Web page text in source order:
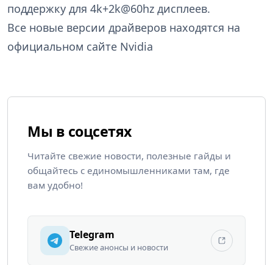
поддержку для 4k+2k@60hz дисплеев.
Все новые версии драйверов находятся на
официальном сайте Nvidia
Мы в соцсетях
Читайте свежие новости, полезные гайды и
общайтесь с единомышленниками там, где
вам удобно!
Telegram
Свежие анонсы и новости